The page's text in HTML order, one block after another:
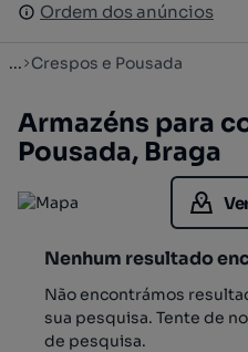
Ordem dos anúncios
Ordem dos anúncios
... Crespos e Pousada
Armazéns para
Pousada, Braga
Nenhum resultado
Não encontrámos
sua pesquisa. Tente de
de pesquisa.